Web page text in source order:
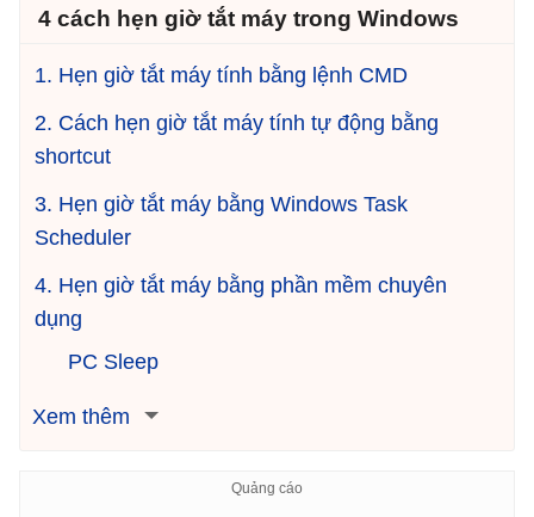
4 cách hẹn giờ tắt máy trong Windows
1. Hẹn giờ tắt máy tính bằng lệnh CMD
2. Cách hẹn giờ tắt máy tính tự động bằng
shortcut
3. Hẹn giờ tắt máy bằng Windows Task
Scheduler
4. Hẹn giờ tắt máy bằng phần mềm chuyên
dụng
PC Sleep
Xem thêm